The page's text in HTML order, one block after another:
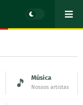
🎵 Música
Nossos artistas